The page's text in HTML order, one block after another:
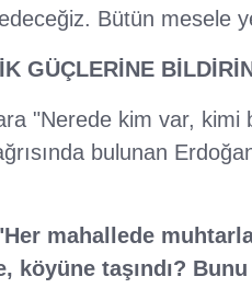
Bütün mesele
GÜÇLERİNE
"Nerede kim var, kimi
bulunan
mahallede
köyüne taşındı?